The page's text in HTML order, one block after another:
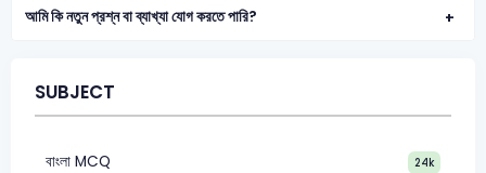
আমি কি নতুন প্রশ্ন বা ব্যাখ্যা যোগ করতে পারি?
SUBJECT
বাংলা MCQ 24k